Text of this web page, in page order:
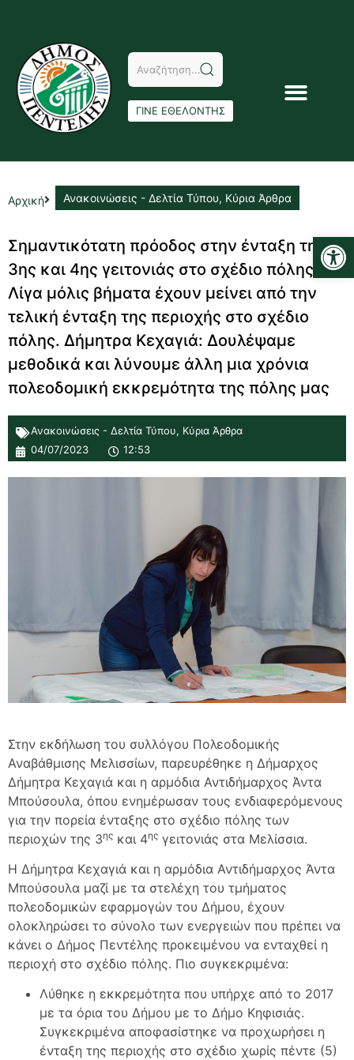
ΓΙΝΕ ΕΘΕΛΟΝΤΗΣ
Αρχική Ανακοινώσεις - Δελτία Τύπου, Κύρια Άρθρα
Σημαντικότατη πρόοδος στην ένταξη της
3ης και 4ης γειτονιάς στο σχέδιο πόλης.
Λίγα μόλις βήματα έχουν μείνει από την
τελική ένταξη της περιοχής στο σχέδιο
πόλης. Δήμητρα Κεχαγιά: Δουλέψαμε
μεθοδικά και λύνουμε άλλη μια χρόνια
πολεοδομική εκκρεμότητα της πόλης μας
Ανακοινώσεις - Δελτία Τύπου, Κύρια Άρθρα
04/07/2023
12:53
Στην εκδήλωση του συλλόγου Πολεοδομικής
Αναβάθμισης Μελισσίων, παρευρέθηκε η Δήμαρχος
Δήμητρα Κεχαγιά και η αρμόδια Αντιδήμαρχος Άντα
Μπούσουλα, όπου ενημέρωσαν τους ενδιαφερόμενους
για την πορεία ένταξης στο σχέδιο πόλης των
περιοχών της 3ης και 4ης γειτονιάς στα Μελίσσια.
Η Δήμητρα Κεχαγιά και η αρμόδια Αντιδήμαρχος Άντα
Μπούσουλα μαζί με τα στελέχη του τμήματος
πολεοδομικών εφαρμογών του Δήμου, έχουν
ολοκληρώσει το σύνολο των ενεργειών που πρέπει να
κάνει ο Δήμος Πεντέλης προκειμένου να ενταχθεί η
περιοχή στο σχέδιο πόλης. Πιο συγκεκριμένα:
Λύθηκε η εκκρεμότητα που υπήρχε από το 2017
με τα όρια του Δήμου με το Δήμο Κηφισιάς.
Συγκεκριμένα αποφασίστηκε να προχωρήσει η
ένταξη της περιοχής στο σχέδιο χωρίς πέντε (5)